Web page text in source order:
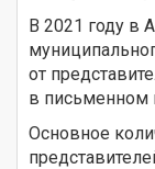
В 2021 году в
от
в письменном
Основное